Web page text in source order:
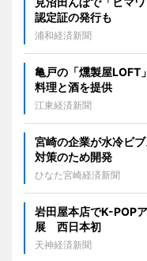
認定証の発行も
浦和経済新聞
亀戸の「燻製屋
料理と酒を提供
江東経済新聞
宮崎の企業が水冷ビ
対策のため開発
ひなた宮崎経済新聞
岩田屋本店でK-POP
展 西日本初
天神経済新聞